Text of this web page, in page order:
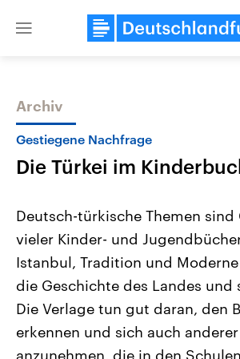
Close
Themen
Landtagswahl Sachsen-Anhalt
2026
Alle Informationen
Sachsen-Anhalt wählt am 6.
September 2026 einen neuen
Bundesland von einer Koalition aus
USA
mit
Archiv
Gestiegene Nachfrage
Die Türkei im
Deutsch-türkische Themen sind
vieler Kinder- und
Istanbul, Tradition und
die Geschichte des Landes und
Die Verlage tun gut daran, den
erkennen und sich auch
anzunehmen, die in den